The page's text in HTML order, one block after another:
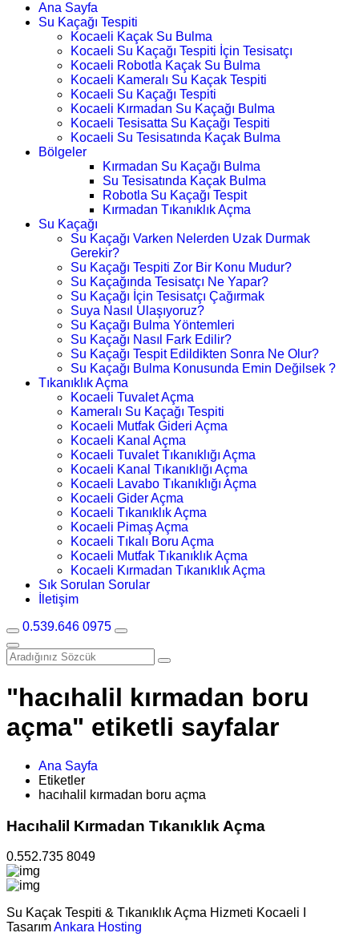
Ana Sayfa
Su Kaçağı Tespiti
Kocaeli Kaçak Su Bulma
Kocaeli Su Kaçağı Tespiti İçin Tesisatçı
Kocaeli Robotla Kaçak Su Bulma
Kocaeli Kameralı Su Kaçak Tespiti
Kocaeli Su Kaçağı Tespiti
Kocaeli Kırmadan Su Kaçağı Bulma
Kocaeli Tesisatta Su Kaçağı Tespiti
Kocaeli Su Tesisatında Kaçak Bulma
Bölgeler
Kırmadan Su Kaçağı Bulma
Su Tesisatında Kaçak Bulma
Robotla Su Kaçağı Tespit
Kırmadan Tıkanıklık Açma
Su Kaçağı
Su Kaçağı Varken Nelerden Uzak Durmak
Gerekir?
Su Kaçağı Tespiti Zor Bir Konu Mudur?
Su Kaçağında Tesisatçı Ne Yapar?
Su Kaçağı İçin Tesisatçı Çağırmak
Suya Nasıl Ulaşıyoruz?
Su Kaçağı Bulma Yöntemleri
Su Kaçağı Nasıl Fark Edilir?
Su Kaçağı Tespit Edildikten Sonra Ne Olur?
Su Kaçağı Bulma Konusunda Emin Değilsek ?
Tıkanıklık Açma
Kocaeli Tuvalet Açma
Kameralı Su Kaçağı Tespiti
Kocaeli Mutfak Gideri Açma
Kocaeli Kanal Açma
Kocaeli Tuvalet Tıkanıklığı Açma
Kocaeli Kanal Tıkanıklığı Açma
Kocaeli Lavabo Tıkanıklığı Açma
Kocaeli Gider Açma
Kocaeli Tıkanıklık Açma
Kocaeli Pimaş Açma
Kocaeli Tıkalı Boru Açma
Kocaeli Mutfak Tıkanıklık Açma
Kocaeli Kırmadan Tıkanıklık Açma
Sık Sorulan Sorular
İletişim
0.539.646 0975
"hacıhalil kırmadan boru
açma" etiketli sayfalar
Ana Sayfa
Etiketler
hacıhalil kırmadan boru açma
Hacıhalil Kırmadan Tıkanıklık Açma
0.552.735 8049
Su Kaçak Tespiti & Tıkanıklık Açma Hizmeti Kocaeli I
TasarımAnkara Hosting